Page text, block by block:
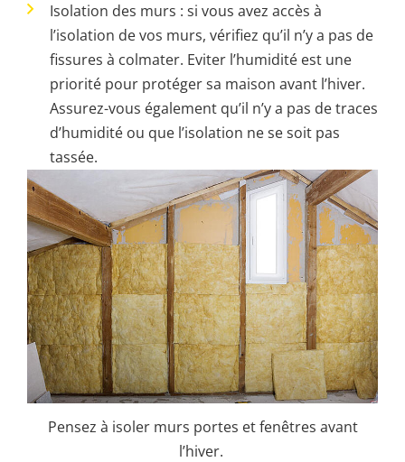
Isolation des murs : si vous avez accès à
l’isolation de vos murs, vérifiez qu’il n’y a pas de
fissures à colmater. Eviter l’humidité est une
priorité pour protéger sa maison avant l’hiver.
Assurez-vous également qu’il n’y a pas de traces
d’humidité ou que l’isolation ne se soit pas
tassée.
Pensez à isoler murs portes et fenêtres avant
l’hiver.